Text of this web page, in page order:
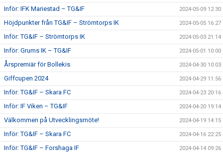
Inför: IFK Mariestad – TG&IF 2024-05-09 12:30
Höjdpunkter från TG&IF – Strömtorps IK 2024-05-05 16:27
Inför: TG&IF – Strömtorps IK 2024-05-03 21:14
Inför: Grums IK – TG&IF 2024-05-01 10:00
Årspremiär för Bollekis 2024-04-30 10:03
Giffcupen 2024 2024-04-29 11:56
Inför: TG&IF – Skara FC 2024-04-23 20:16
Inför: IF Viken – TG&IF 2024-04-20 19:14
Välkommen på Utvecklingsmöte! 2024-04-19 14:15
Inför: TG&IF – Skara FC 2024-04-16 22:25
Inför: TG&IF – Forshaga IF 2024-04-14 09:26